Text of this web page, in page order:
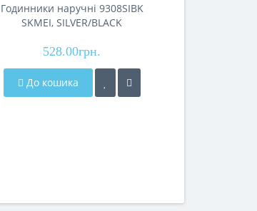
Годинники наручні 9308SIBK
SKMEI, SILVER/BLACK
528.00грн.
До кошика